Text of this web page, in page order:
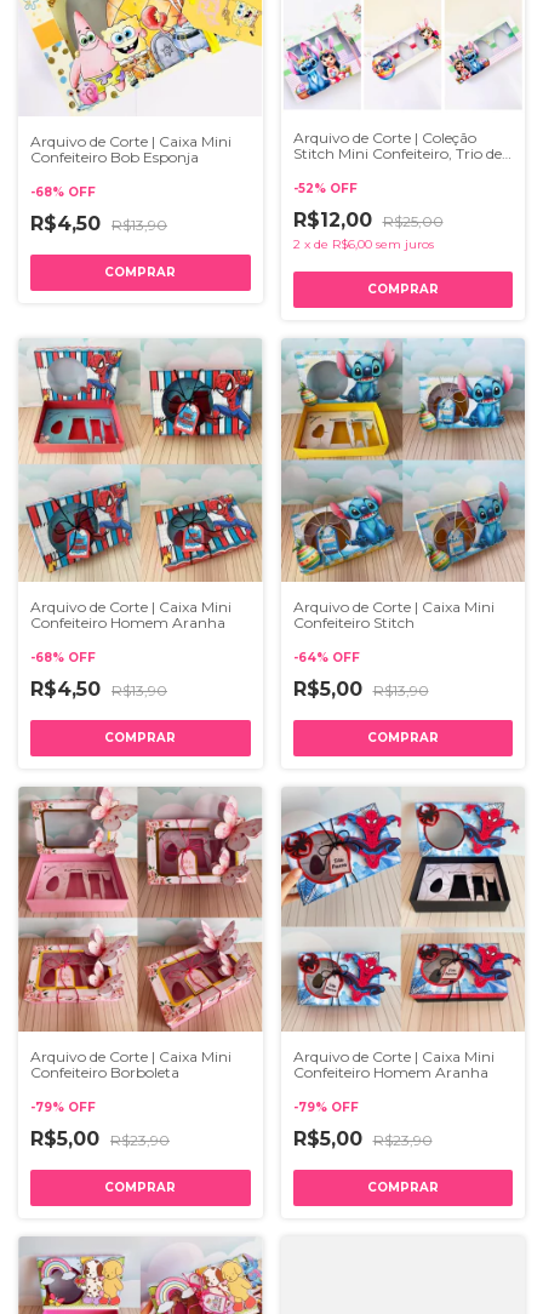
Arquivo de Corte | Caixa Mini
Confeiteiro Bob Esponja
-68% OFF
R$4,50 R$13,90
Arquivo de Corte | Coleção
Stitch Mini Confeiteiro, Trio de
Pdf
-52% OFF
R$12,00 R$25,00
2 x de R$6,00 sem juros
Arquivo de Corte | Caixa Mini
Confeiteiro Homem Aranha
-68% OFF
R$4,50 R$13,90
Arquivo de Corte | Caixa Mini
Confeiteiro Stitch
-64% OFF
R$5,00 R$13,90
Arquivo de Corte | Caixa Mini
Confeiteiro Borboleta
-79% OFF
R$5,00 R$23,90
Arquivo de Corte | Caixa Mini
Confeiteiro Homem Aranha
-79% OFF
R$5,00 R$23,90